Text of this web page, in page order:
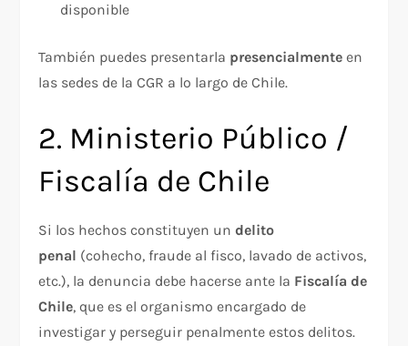
disponible
También puedes presentarla presencialmente en
las sedes de la CGR a lo largo de Chile.
2. Ministerio Público /
Fiscalía de Chile
Si los hechos constituyen undelito
penal (cohecho, fraude al fisco, lavado de activos,
etc.), la denuncia debe hacerse ante la Fiscalía de
Chile, que es el organismo encargado de
investigar y perseguir penalmente estos delitos.